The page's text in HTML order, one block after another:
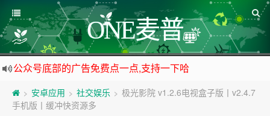
ONE麦普
公众号底部的广告免费点一点,支持一下哈
资源来之不易,大家低调使用
如下载链接被封,请在网站留言给我们
> 安卓应用 > 社交娱乐 > 极光影院 v1.2.6电视盒子版丨v2.4.7
手机版丨缓冲快资源多